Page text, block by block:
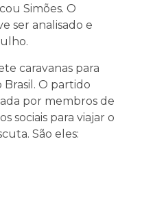
Simões. O
ser analisado e
caravanas para
O partido
por membros de
sociais para viajar o
São eles: